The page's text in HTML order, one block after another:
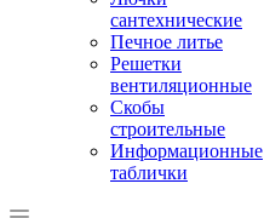
сантехнические
Печное литье
Решетки
вентиляционные
Скобы
строительные
Информационные
таблички